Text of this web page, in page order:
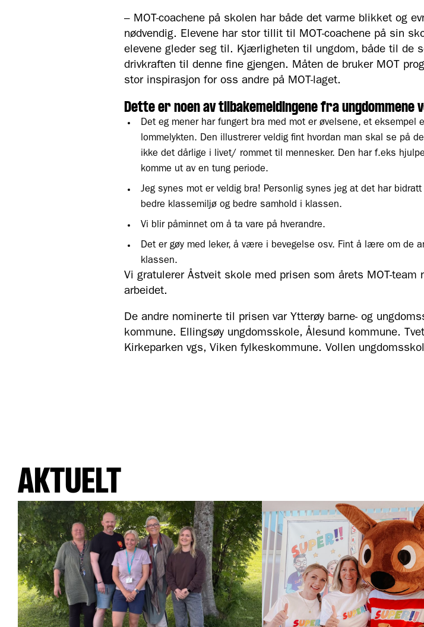
– MOT-coachene på skolen har både det varme blikket og
nødvendig. Elevene har stor tillit til MOT-coachene på sin
elevene gleder seg til. Kjærligheten til ungdom, både til de
drivkraften til denne fine gjengen. Måten de bruker MOT
stor inspirasjon for oss andre på MOT-laget.
Dette er noen av tilbakemeldingene fra ungdommene
Det eg mener har fungert bra med mot er øvelsene, et eksempel
lommelykten. Den illustrerer veldig fint hvordan man skal se på
ikke det dårlige i livet/ rommet til mennesker. Den har f.eks
komme ut av en tung periode.
Jeg synes mot er veldig bra! Personlig synes jeg at det har
bedre klassemiljø og bedre samhold i klassen.
Vi blir påminnet om å ta vare på hverandre.
Det er gøy med leker, å være i bevegelse osv. Fint å lære om de
klassen.
Vi gratulerer Åstveit skole med prisen som årets MOT-
arbeidet.
De andre nominerte til prisen var Ytterøy barne- og
kommune. Ellingsøy ungdomsskole, Ålesund kommune.
Kirkeparken vgs, Viken fylkeskommune. Vollen
AKTUELT